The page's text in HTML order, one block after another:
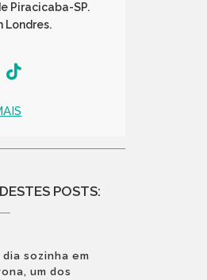
Piracicaba-SP.
Londres.
POSTS:
dia sozinha em
um dos